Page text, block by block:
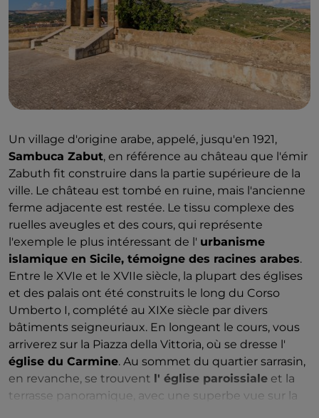
martorana, la dégustation d'huiles ou la cuisine de
plats typiques.
Un village d'origine arabe, appelé, jusqu'en 1921,
Sambuca Zabut, en référence au château que l'émir
Zabuth fit construire dans la partie supérieure de la
ville. Le château est tombé en ruine, mais l'ancienne
ferme adjacente est restée. Le tissu complexe des
ruelles aveugles et des cours, qui représente
l'exemple le plus intéressant de l' urbanisme
islamique en Sicile, témoigne des racines arabes.
Entre le XVIe et le XVIIe siècle, la plupart des églises
et des palais ont été construits le long du Corso
Umberto I, complété au XIXe siècle par divers
bâtiments seigneuriaux. En longeant le cours, vous
arriverez sur la Piazza della Vittoria, où se dresse l'
église du Carmine. Au sommet du quartier sarrasin,
en revanche, se trouvent l' église paroissiale et la
terrasse panoramique, avec une superbe vue sur la